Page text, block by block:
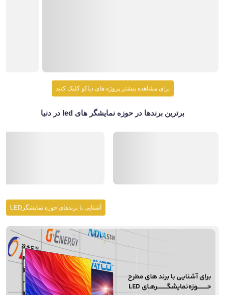
برای مشاهده بیشتر پروژه های دیاکو کلیک کنید
برترین برندها در حوزه نمایشگر های led در دنیا
آشنایی با برندهای حوزه نمایشگرLED